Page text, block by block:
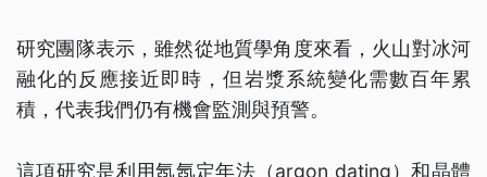
研究團隊表示，雖然從地質學角度來看，火山對冰河
融化的反應接近即時，但岩漿系統變化需數百年累
積，代表我們仍有機會監測與預警。
這項研究是利用氬氬定年法（argon dating）和晶體